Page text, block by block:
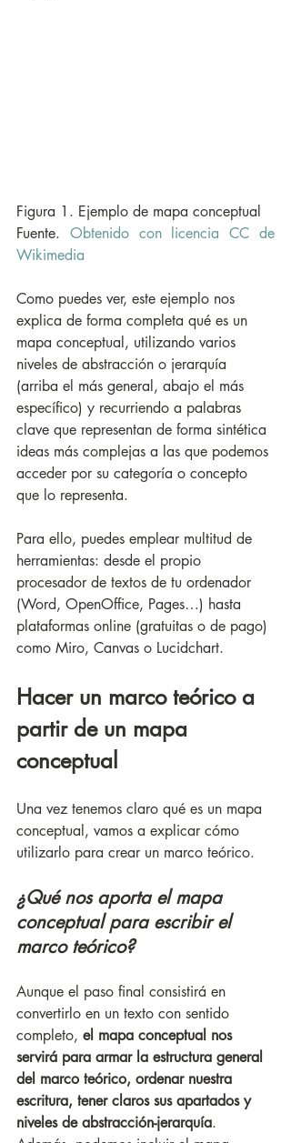
Figura 1. Ejemplo de mapa conceptual
Fuente. Obtenido con licencia CC de
Wikimedia
Como puedes ver, este ejemplo nos
explica de forma completa qué es un
mapa conceptual, utilizando varios
niveles de abstracción o jerarquía
(arriba el más general, abajo el más
específico) y recurriendo a palabras
clave que representan de forma sintética
ideas más complejas a las que podemos
acceder por su categoría o concepto
que lo representa.
Para ello, puedes emplear multitud de
herramientas: desde el propio
procesador de textos de tu ordenador
(Word, OpenOffice, Pages…) hasta
plataformas online (gratuitas o de pago)
como Miro, Canvas o Lucidchart.
Hacer un marco teórico a
partir de un mapa
conceptual
Una vez tenemos claro qué es un mapa
conceptual, vamos a explicar cómo
utilizarlo para crear un marco teórico.
¿Qué nos aporta el mapa
conceptual para escribir el
marco teórico?
Aunque el paso final consistirá en
convertirlo en un texto con sentido
completo, el mapa conceptual nos
servirá para armar la estructura general
del marco teórico, ordenar nuestra
escritura, tener claros sus apartados y
niveles de abstracción-jerarquía.